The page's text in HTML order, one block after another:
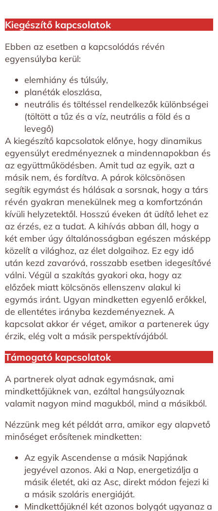
Kiegészítő kapcsolatok
Ebben az esetben a kapcsolódás révén
egyensúlyba kerül:
elemhiány és túlsúly,
planéták eloszlása,
neutrális és töltéssel rendelkezők különbségei
(töltött a tűz és a víz, neutrális a föld és a
levegő)
A kiegészítő kapcsolatok előnye, hogy dinamikus
egyensúlyt eredményeznek a mindennapokban és
az együttműködésben. Amit tud az egyik, azt a
másik nem, és fordítva. A párok kölcsönösen
segítik egymást és hálásak a sorsnak, hogy a társ
révén gyakran menekülnek meg a komfortzónán
kívüli helyzetektől. Hosszú éveken át üdítő lehet ez
az érzés, ez a tudat. A kihívás abban áll, hogy a
két ember úgy általánosságban egészen másképp
közelít a világhoz, az élet dolgaihoz. Ez egy idő
után kezd zavaróvá, rosszabb esetben idegesítővé
válni. Végül a szakítás gyakori oka, hogy az
előzőek miatt kölcsönös ellenszenv alakul ki
egymás iránt. Ugyan mindketten egyenlő erőkkel,
de ellentétes irányba kezdeményeznek. A
kapcsolat akkor ér véget, amikor a partenerek úgy
érzik, elég volt a másik perspektívájából.
Támogató kapcsolatok
A partnerek olyat adnak egymásnak, ami
mindkettőjüknek van, ezáltal hangsúlyoznak
valamit nagyon mind magukból, mind a másikból.
Nézzünk meg két példát arra, amikor egy alapvető
minőséget erősítenek mindketten:
Az egyik Ascendense a másik Napjának
jegyével azonos. Aki a Nap, energetizálja a
másik életét, aki az Asc, direkt módon fejezi ki
a másik szoláris energiáját.
Mindkettőjüknél két azonos bolygót ugyanaz a